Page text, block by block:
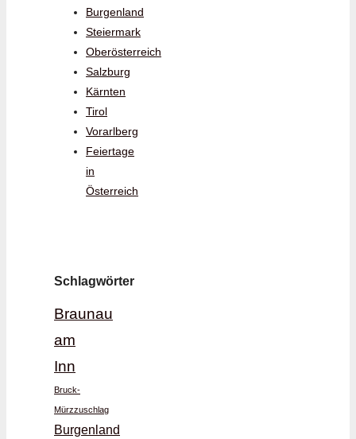
Burgenland
Steiermark
Oberösterreich
Salzburg
Kärnten
Tirol
Vorarlberg
Feiertage
in
Österreich
Schlagwörter
Braunau
am
Inn
Bruck-
Mürzzuschlag
Burgenland